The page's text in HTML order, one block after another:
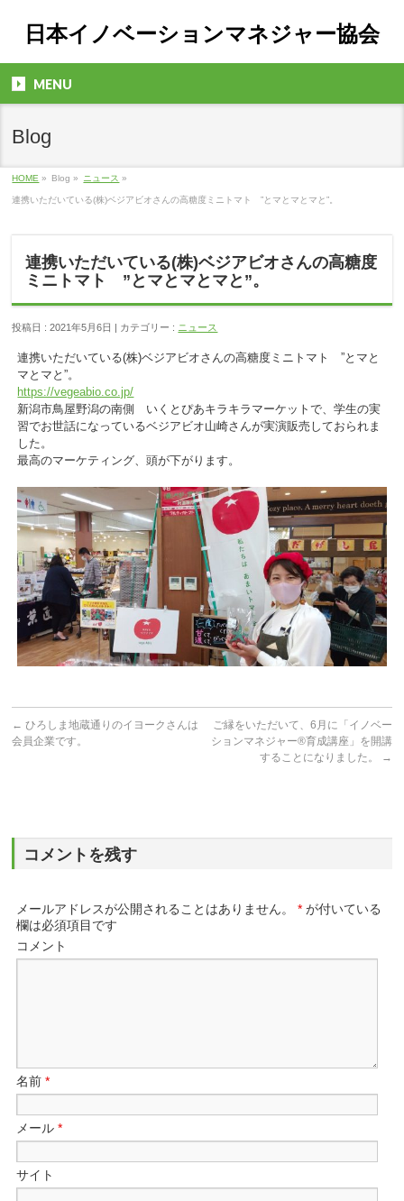
日本イノベーションマネジャー協会
MENU
Blog
HOME » Blog » ニュース »
連携いただいている(株)ベジアビオさんの高糖度ミニトマト ”とマとマとマと”。
連携いただいている(株)ベジアビオさんの高糖度
ミニトマト ”とマとマとマと”。
投稿日 : 2021年5月6日 | カテゴリー : ニュース
連携いただいている(株)ベジアビオさんの高糖度ミニトマト ”とマと
マとマと”。
https://vegeabio.co.jp/
新潟市鳥屋野潟の南側 いくとぴあキラキラマーケットで、学生の実
習でお世話になっているベジアビオ山崎さんが実演販売しておられま
した。
最高のマーケティング、頭が下がります。
← ひろしま地蔵通りのイヨークさんは
会員企業です。
ご縁をいただいて、6月に「イノベー
ションマネジャー®育成講座」を開講
することになりました。
→
コメントを残す
メールアドレスが公開されることはありません。 * が付いている
欄は必須項目です
コメント
名前*
メール*
サイト